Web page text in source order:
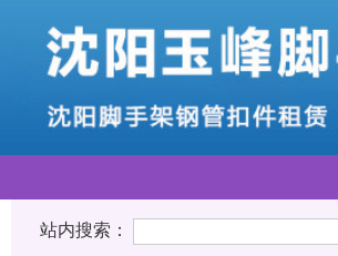
站内搜索：